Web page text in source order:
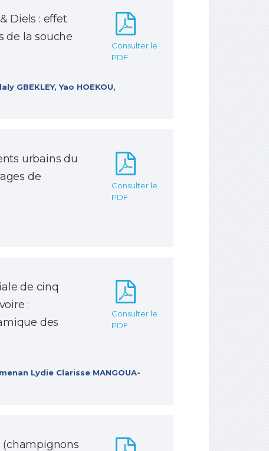
Diels : effet
de la souche
Consulter le
PDF
GBEKLEY, Yao HOEKOU,
urbains du
de
Consulter le
PDF
de cinq
:
des
Consulter le
PDF
Lydie Clarisse MANGOUA-
(champignons